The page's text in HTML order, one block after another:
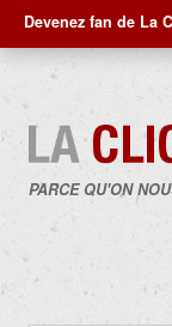
Devenez fan de La
PARCE QU'ON